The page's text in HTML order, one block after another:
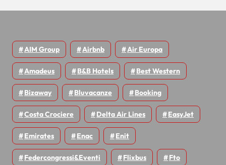
AIM Group Airbnb Air Europa
Amadeus B&B Hotels Best Western
Bizaway Bluvacanze Booking
Costa Crociere Delta Air Lines EasyJet
Emirates Enac Enit
Federcongressi&eventi Flixbus Fto